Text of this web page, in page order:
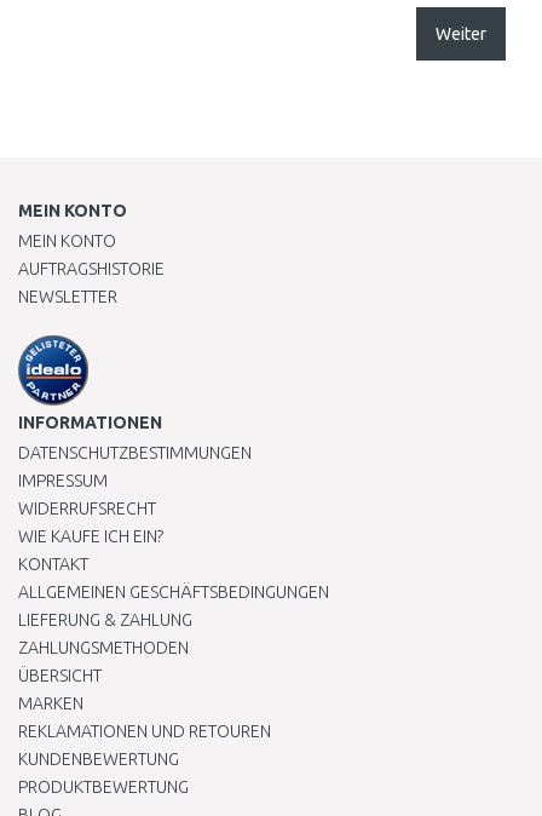
Weiter
MEIN KONTO
MEIN KONTO
AUFTRAGSHISTORIE
NEWSLETTER
INFORMATIONEN
DATENSCHUTZBESTIMMUNGEN
IMPRESSUM
WIDERRUFSRECHT
WIE KAUFE ICH EIN?
KONTAKT
ALLGEMEINEN GESCHÄFTSBEDINGUNGEN
LIEFERUNG & ZAHLUNG
ZAHLUNGSMETHODEN
ÜBERSICHT
MARKEN
REKLAMATIONEN UND RETOUREN
KUNDENBEWERTUNG
PRODUKTBEWERTUNG